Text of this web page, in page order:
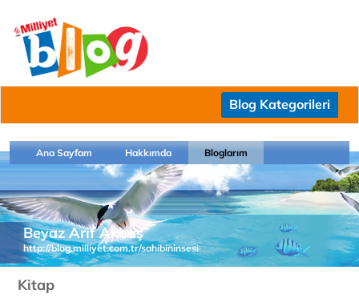
Blog Kategorileri
Ana Sayfam Hakkımda Bloglarım
Beyaz Arif Akbaş
http://blog.milliyet.com.tr/sahibininsesi
Kitap